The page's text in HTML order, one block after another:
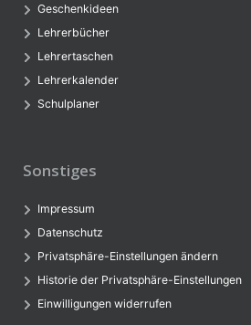
Geschenkideen
Lehrerbücher
Lehrertaschen
Lehrerkalender
Schulplaner
Sonstiges
Impressum
Datenschutz
Privatsphäre-Einstellungen ändern
Historie der Privatsphäre-Einstellungen
Einwilligungen widerrufen